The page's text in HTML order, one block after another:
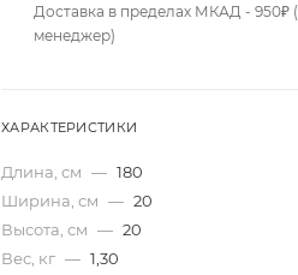
Доставка в пределах МКАД - 950₽
менеджер)
ХАРАКТЕРИСТИКИ
Длина, см — 180
Ширина, см — 20
Высота, см — 20
Вес, кг — 1,30